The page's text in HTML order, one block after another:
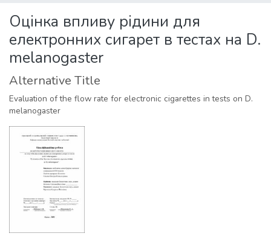
Statistics
Оцінка впливу рідини для
електронних сигарет в тестах на D.
melanogaster
Alternative Title
Evaluation of the flow rate for electronic cigarettes in tests on D.
melanogaster